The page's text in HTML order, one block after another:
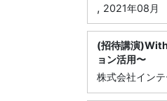
, 2021年08月
(招待講演
ョン活用〜
株式会社イン